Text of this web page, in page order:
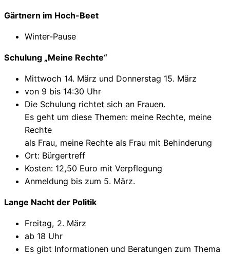
Gärtnern im Hoch-Beet
Winter-Pause
Schulung „Meine Rechte“
Mittwoch 14. März und Donnerstag 15. März
von 9 bis 14:30 Uhr
Die Schulung richtet sich an Frauen.
Es geht um diese Themen: meine Rechte, meine
Rechte
als Frau, meine Rechte als Frau mit Behinderung
Ort: Bürgertreff
Kosten: 12,50 Euro mit Verpflegung
Anmeldung bis zum 5. März.
Lange Nacht der Politik
Freitag, 2. März
ab 18 Uhr
Es gibt Informationen und Beratungen zum Thema